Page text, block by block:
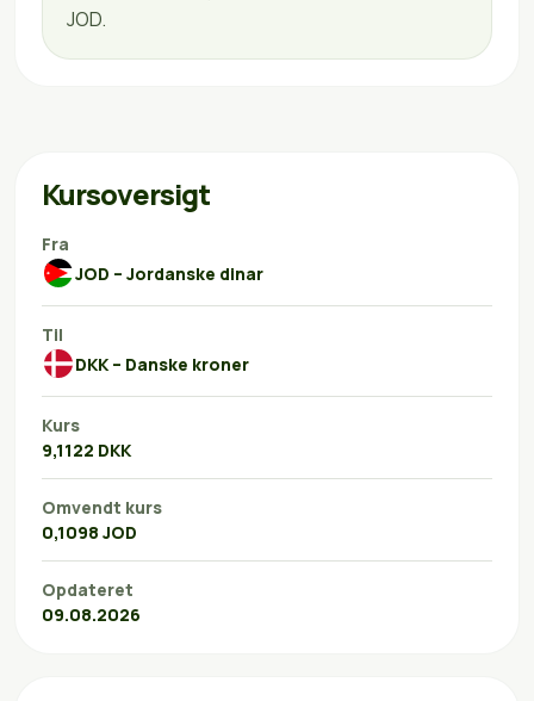
JOD.
Kursoversigt
Fra
JOD – Jordanske dinar
Til
DKK – Danske kroner
Kurs
9,1122 DKK
Omvendt kurs
0,1098 JOD
Opdateret
09.08.2026